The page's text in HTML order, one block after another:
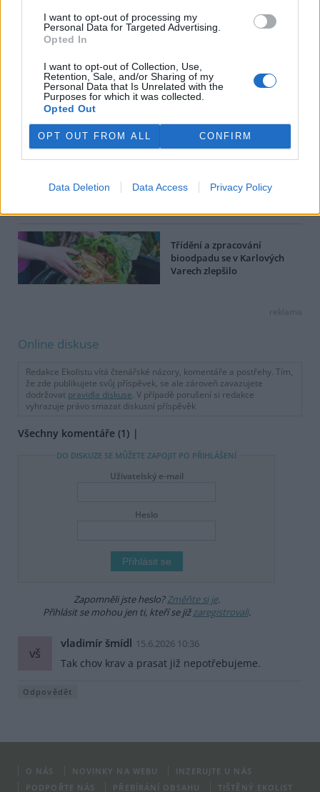
I want to opt-out of processing my
Personal Data for Targeted Advertising.
Opted In
I want to opt-out of Collection, Use,
Retention, Sale, and/or Sharing of my
Personal Data that Is Unrelated with the
Purposes for which it was collected.
Opted Out
OPT OUT FROM ALL CONFIRM
Data Deletion Data Access Privacy Policy
je výslovně zakázáno bez předchozího písemného souhlasu ze
strany ČTK.
Dále čtěte |
Co rozhoduje o kvalitě
kompostu? Výzkumníci
vytěžit maximum
Věnujme půdě dostatečnou
kompostujme. Nová kampaň
se zaměřuje na podporu živé
Třídění a zpracování
bioodpadu se v Karlových
Varech zlepšilo
reklama
Online diskuse
Redakce Ekolistu vítá čtenářské názory, komentáře a postřehy. Tím,
že zde publikujete svůj příspěvek, se ale zároveň zavazujete
dodržovat pravidla diskuse. V případě porušení si redakce
vyhrazuje právo smazat diskusní příspěvěk
Všechny komentáře (1)
DO DISKUZE SE MŮŽETE ZAPOJIT PO PŘIHLÁŠENÍ
Uživatelský e-mail
Heslo
Zapomněli jste heslo?Změňte si je.
Přihlásit se mohou jen ti, kteří se jižzaregistrovali.
vš
vladimír šmídl 15.6.2026 10:36
Tak chov krav a prasat již nepotřebujeme.
Odpovědět
O NÁS NOVINKY NA WEBU
INZERUJTE U NÁS
PODPOŘTE NÁS
PŘEBÍRÁNÍ OBSAHU TIŠTĚNÝ EKOLIST